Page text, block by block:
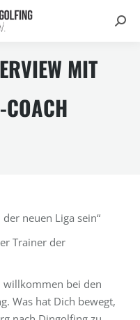
MIT
COACH
neuen Liga sein“
Trainer der
willkommen bei den
Was hat Dich bewegt,